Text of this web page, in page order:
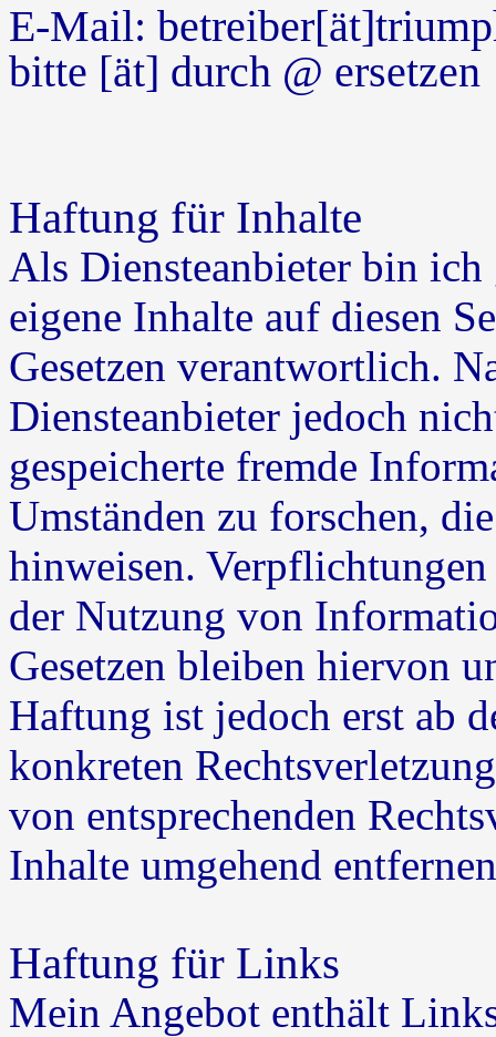
E-Mail:
bitte [ät] durch @ ersetzen
Haftung für Inhalte
Als Diensteanbieter bin
eigene Inhalte auf diesen
Gesetzen verantwortlich.
Diensteanbieter jedoch
gespeicherte fremde
Umständen zu forschen,
hinweisen.
der Nutzung von
Gesetzen bleiben hiervon
Haftung ist jedoch erst ab
konkreten
von entsprechenden
Inhalte umgehend
Haftung für Links
Mein Angebot enthält